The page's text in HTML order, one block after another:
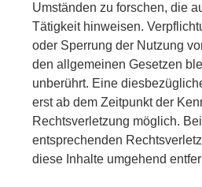
Umständen zu forschen, die
Tätigkeit hinweisen.
oder Sperrung der Nutzung
den allgemeinen Gesetzen
unberührt. Eine
erst ab dem Zeitpunkt der
Rechtsverletzung möglich.
entsprechenden
diese Inhalte umgehend